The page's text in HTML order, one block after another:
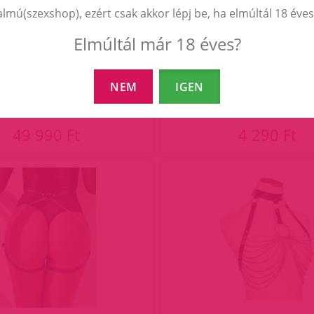
Harness With Chains
49 990 Ft
Lara műbőr szegecses
4 290 Ft
ezért csak akkor lépj be, ha elmúltál 18
Elmúltál már 18 éves?
NEM IGEN